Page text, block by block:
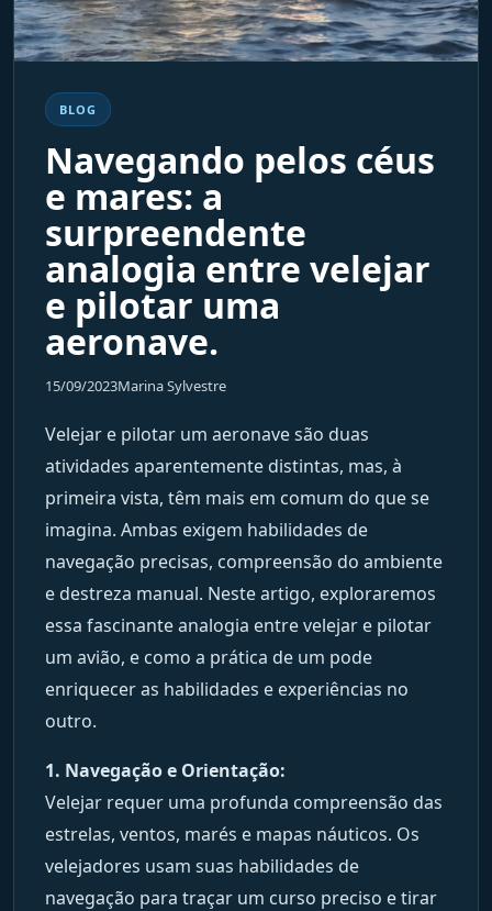
BLOG
Navegando pelos céus
e mares: a
surpreendente
analogia entre velejar
e pilotar uma
aeronave.
15/09/2023Marina Sylvestre
Velejar e pilotar um aeronave são duas
atividades aparentemente distintas, mas, à
primeira vista, têm mais em comum do que se
imagina. Ambas exigem habilidades de
navegação precisas, compreensão do ambiente
e destreza manual. Neste artigo, exploraremos
essa fascinante analogia entre velejar e pilotar
um avião, e como a prática de um pode
enriquecer as habilidades e experiências no
outro.
1. Navegação e Orientação:
Velejar requer uma profunda compreensão das
estrelas, ventos, marés e mapas náuticos. Os
velejadores usam suas habilidades de
navegação para traçar um curso preciso e tirar